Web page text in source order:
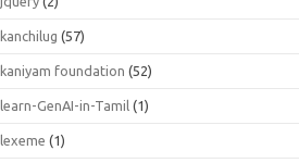
kanchilug (57)
kaniyam foundation (52)
learn-GenAI-in-Tamil (1)
lexeme (1)